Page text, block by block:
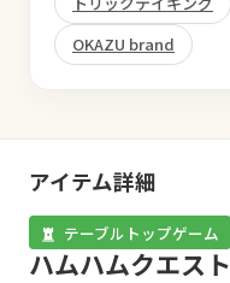
OKAZU brand
アイテム詳細
テーブルトップゲーム
ハムハムクエスト